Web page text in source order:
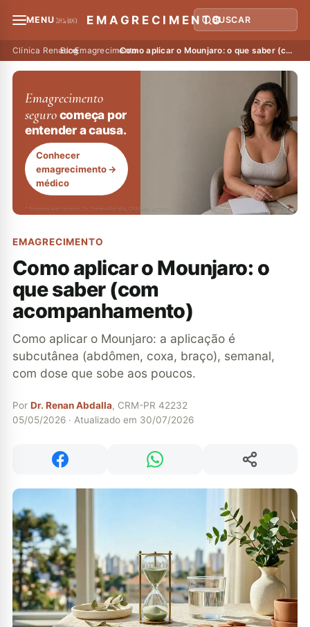
MENU EMAGRECIMENTOBUSCAR
Clínica Renasce
›Blog
›Emagrecimento
› Como aplicar o Mounjaro: o que saber (com acompanhamento)
Emagrecimento
segurocomeça por
entender a causa.
Conhecer
emagrecimento
médico
→
* Responsável técnico: Dr. Renan Abdalla, CRM-PR 42232
EMAGRECIMENTO
Como aplicar o Mounjaro: o
que saber (com
acompanhamento)
Como aplicar o Mounjaro: a aplicação é
subcutânea (abdômen, coxa, braço), semanal,
com dose que sobe aos poucos.
Por Dr. Renan Abdalla, CRM-PR 42232
05/05/2026 · Atualizado em 30/07/2026
Compartilhar no FacebookCompartilhar no WhatsApp
Compartilhar